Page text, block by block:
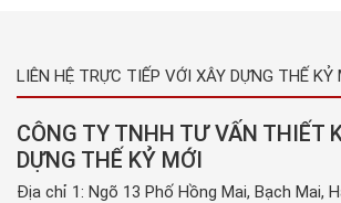
LIÊN HỆ TRỰC TIẾP VỚI XÂY DỰNG THẾ KỶ
CÔNG TY TNHH TƯ VẤN THIẾT
DỰNG THẾ KỶ MỚI
Địa chỉ 1: Ngõ 13 Phố Hồng Mai, Bạch Mai,